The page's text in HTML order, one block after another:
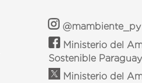
@mambiente_py
Ministerio del
Sostenible Paraguay
Ministerio del